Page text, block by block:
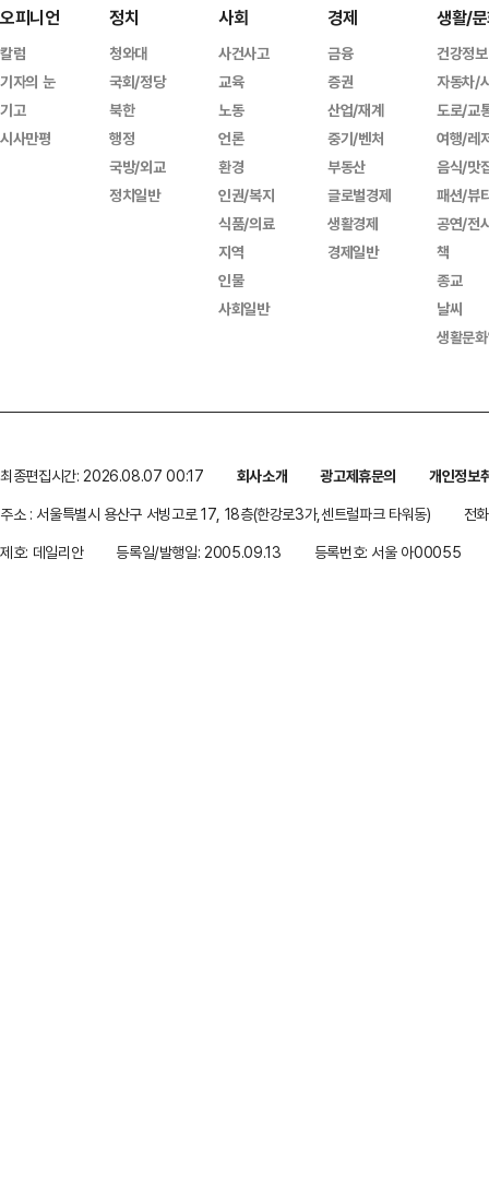
오피니언
칼럼
기자의 눈
기고
시사만평
정치
청와대
국회/정당
북한
행정
국방/외교
정치일반
사회
사건사고
교육
노동
언론
환경
인권/복지
식품/의료
지역
인물
사회일반
경제
금융
증권
산업/재계
중기/벤처
부동산
글로벌경제
생활경제
경제일반
생활/
건강정보
자동차/
도로/교
여행/레
음식/맛
패션/뷰
공연/전
책
종교
날씨
생활문
최종편집시간: 2026.08.07 00:17 회사소개 광고제휴문의
개인정보
주소 : 서울특별시 용산구 서빙고로 17, 18층(한강로3가,센트럴파크 타워동)
전
제호: 데일리안
등록일/발행일: 2005.09.13 등록번호: 서울 아00055